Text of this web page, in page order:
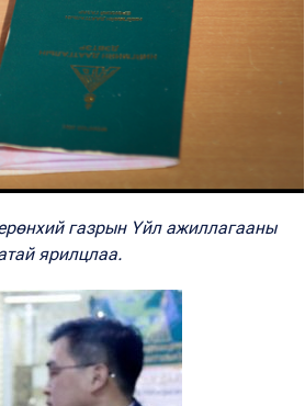
газрын Үйл ажиллагааны
ярилцлаа.